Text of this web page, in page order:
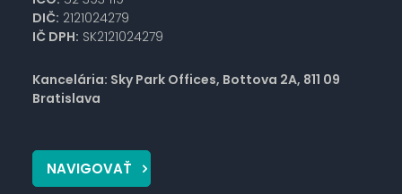
DIČ: 2121024279
IČ DPH: SK2121024279
Kancelária: Sky Park Offices, Bottova 2A, 811 09
Bratislava
NAVIGOVAŤ